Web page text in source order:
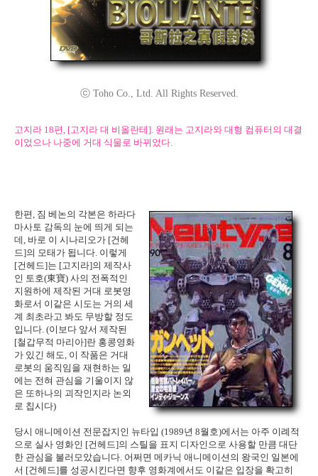
ⓒ Toho Co., Ltd. All Rights Reserved.
고지라 18편, [고지라 대 비올란테]. 원래는 고지라와 대형 컴퓨터의 대결
이었으나 나중에 거대 식물로 바뀌었다.
한편, 짐 베논의 각본은 하라다
마사토 감독의 눈에 띄게 되는
데, 바로 이 시나리오가 [건헤
드]의 모태가 됩니다. 이렇게
[건헤드]는 [고지라]의 제작사
인 토호(東寶) 사의 전폭적인
지원하에 제작된 거대 로봇영
화로서 이같은 시도는 거의 세
계 최초라고 봐도 무방할 정도
입니다. (이보다 앞서 제작된
[철갑무적 마리아]란 홍콩영화
가 있긴 해도, 이 작품은 거대
로봇의 움직임을 재현하는 일
에는 전혀 관심을 기울이지 않
은 또하나의 괴작인지라 논외
로 칩시다)
당시 애니메이션 전문잡지인 뉴타입 (1989년 8월호)에서는 아주 이례적
으로 실사 영화인 [건헤드]의 스틸을 표지 디자인으로 사용할 만큼 대단
한 관심을 불러모았습니다. 어쩌면 메카닉 애니메이션의 왕국인 일본에
서 [건헤드]를 성공시킨다면 향후 영화계에서도 이같은 입장을 확고히